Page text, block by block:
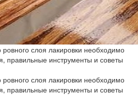
ровного слоя лакировки необходимо
правильные инструменты и советы
ровного слоя лакировки необходимо
правильные инструменты и советы